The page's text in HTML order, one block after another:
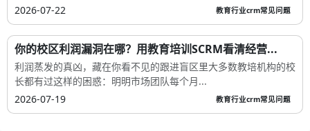
2026-07-22
教育行业crm常见问题
你的校区利润漏洞在哪？用教育培训SCRM看清经营...
利润蒸发的真凶，藏在你看不见的跟进盲区里大多数教培机构的校
长都有过这样的困惑：明明市场团队每个月...
2026-07-19
教育行业crm常见问题